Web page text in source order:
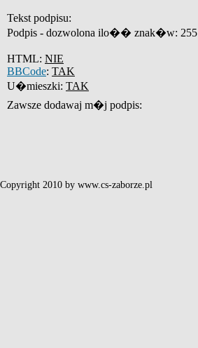
Tekst podpisu:
Podpis - dozwolona ilo�� znak�w: 255
HTML: NIE
BBCode: TAK
U�mieszki: TAK
Zawsze dodawaj m�j podpis:
Copyright 2010 by www.cs-zaborze.pl